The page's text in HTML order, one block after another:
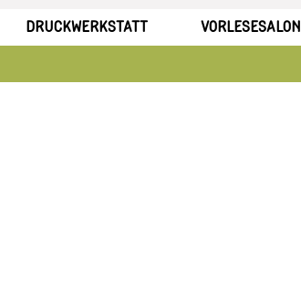
DRUCKWERKSTATT VORLESESALON